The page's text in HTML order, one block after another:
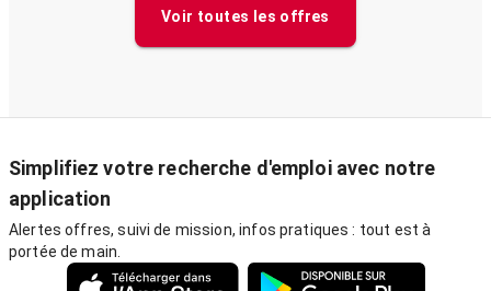
Voir toutes les offres
Simplifiez votre recherche d'emploi avec notre
application
Alertes offres, suivi de mission, infos pratiques : tout est à
portée de main.